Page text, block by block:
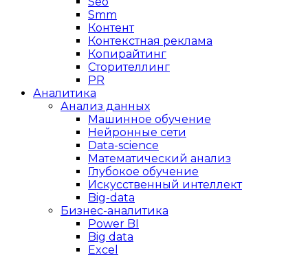
Smm
Контент
Контекстная реклама
Копирайтинг
Сторителлинг
PR
Аналитика
Анализ данных
Машинное обучение
Нейронные сети
Data-science
Математический анализ
Глубокое обучение
Искусственный интеллект
Big-data
Бизнес-аналитика
Power BI
Big data
Excel